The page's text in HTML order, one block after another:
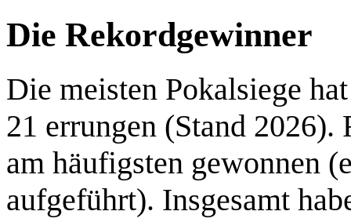
Die Rekordgewinner
Die meisten Pokalsiege
21 errungen (Stand 2026).
am häufigsten gewonnen
aufgeführt). Insgesamt